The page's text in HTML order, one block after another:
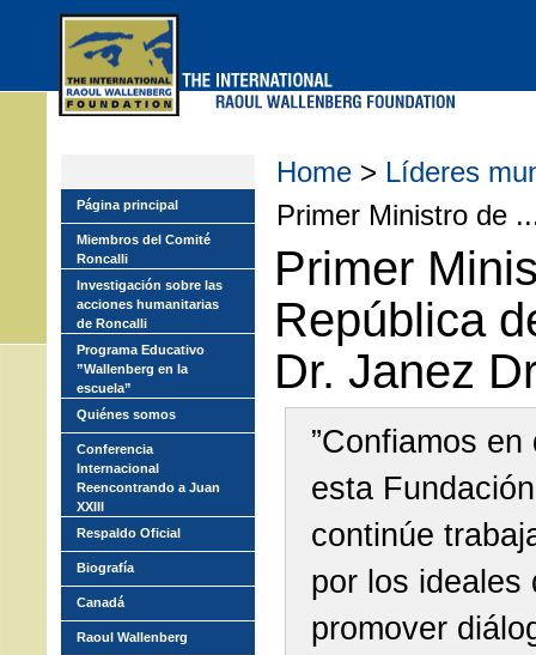
Home > Líderes
Primer Ministro de
Primer
República
Dr. Janez
”Confiamos en
esta Fundación
continúe
por los ideales
promover
Página principal
Miembros del Comité
Roncalli
Investigación sobre las
acciones humanitarias
de Roncalli
Programa Educativo
”Wallenberg en la
escuela”
Quiénes somos
Conferencia
Internacional
Reencontrando a Juan
XXIII
Respaldo Oficial
Biografía
Canadá
Raoul Wallenberg